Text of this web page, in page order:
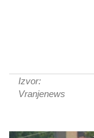
Izvor:
Vranjenews